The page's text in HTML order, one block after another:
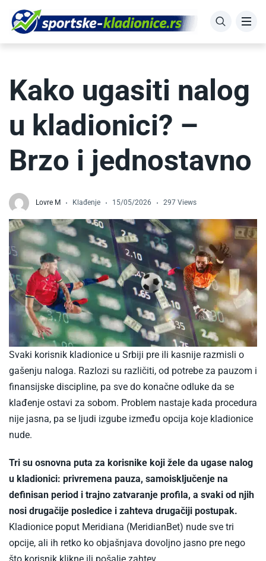
Kako ugasiti nalog
u kladionici? –
Brzo i jednostavno
Lovre M Klađenje 15/05/2026 297 Views
Svaki korisnik kladionice u Srbiji pre ili kasnije razmisli o
gašenju naloga. Razlozi su različiti, od potrebe za pauzom i
finansijske discipline, pa sve do konačne odluke da se
klađenje ostavi za sobom. Problem nastaje kada procedura
nije jasna, pa se ljudi izgube između opcija koje kladionice
nude.
Tri su osnovna puta za korisnike koji žele da ugase nalog
u kladionici: privremena pauza, samoisključenje na
definisan period i trajno zatvaranje profila, a svaki od njih
nosi drugačije posledice i zahteva drugačiji postupak.
Kladionice poput Meridiana (MeridianBet) nude sve tri
opcije, ali ih retko ko objašnjava dovoljno jasno pre nego